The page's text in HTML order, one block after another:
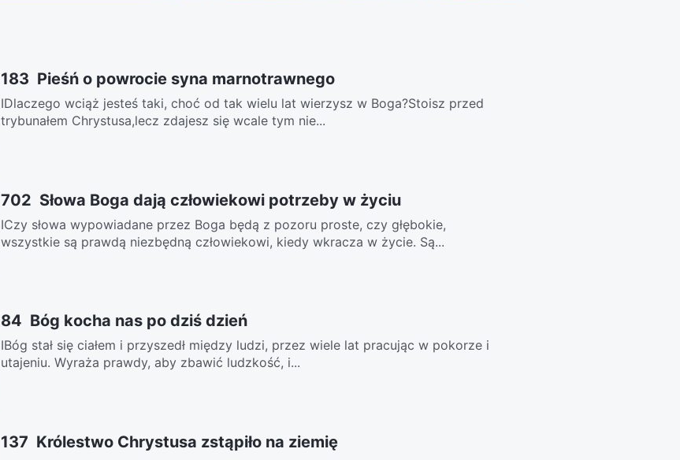
183 Pieśń o powrocie syna marnotrawnego
ⅠDlaczego wciąż jesteś taki, choć od tak wielu lat wierzysz w Boga?Stoisz przed
trybunałem Chrystusa,lecz zdajesz się wcale tym nie...
702 Słowa Boga dają człowiekowi potrzeby w życiu
ⅠCzy słowa wypowiadane przez Boga będą z pozoru proste, czy głębokie,
wszystkie są prawdą niezbędną człowiekowi, kiedy wkracza w życie. Są...
84 Bóg kocha nas po dziś dzień
IBóg stał się ciałem i przyszedł między ludzi, przez wiele lat pracując w pokorze i
utajeniu. Wyraża prawdy, aby zbawić ludzkość, i...
137 Królestwo Chrystusa zstąpiło na ziemię